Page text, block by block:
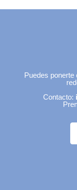
Puedes
Contacto: